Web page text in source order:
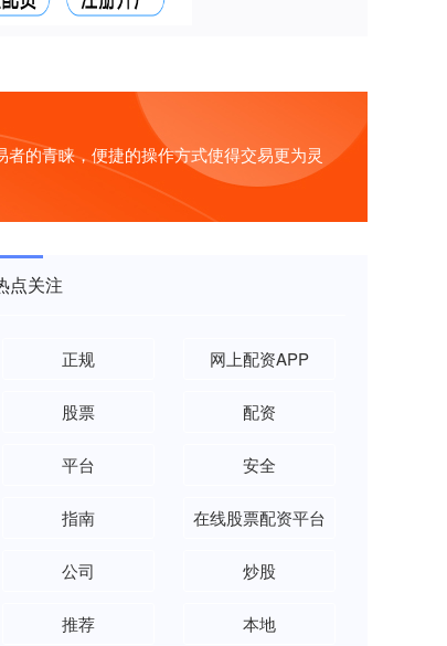
的青睐，便捷的操作方式使得交易更为灵
点关注
正规 网上配资APP
股票 配资
平台 安全
指南 在线股票配资平台
公司 炒股
推荐 本地